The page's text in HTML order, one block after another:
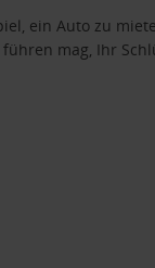
ein Auto zu
mag, Ihr